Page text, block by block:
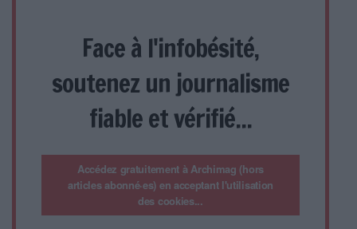
Face à l'infobésité,
soutenez un journalisme
fiable et vérifié...
Accédez gratuitement à Archimag (hors
articles abonné·es) en acceptant l'utilisation
des cookies...